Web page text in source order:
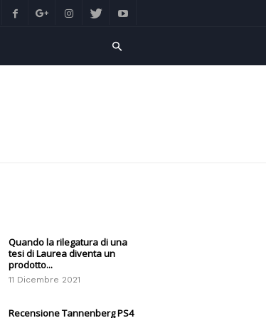
Quando la rilegatura di una
tesi di Laurea diventa un
prodotto...
11 Dicembre 2021
Recensione Tannenberg PS4